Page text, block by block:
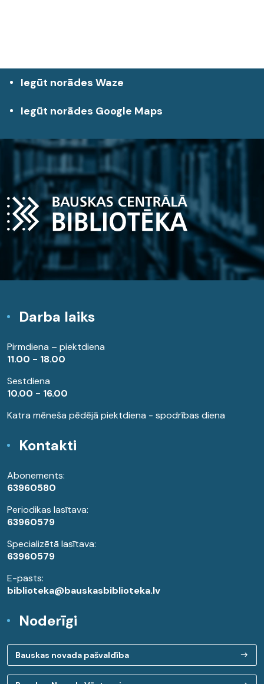
Iegūt norādes Waze
Iegūt norādes Google Maps
Darba laiks
Pirmdiena – piektdiena
11.00 - 18.00
Sestdiena
10.00 - 16.00
Katra mēneša pēdējā piektdiena - spodrības diena
Kontakti
Abonements:
63960580
Periodikas lasītava:
63960579
Specializētā lasītava:
63960579
E-pasts:
biblioteka@bauskasbiblioteka.lv
Noderīgi
Bauskas novada pašvaldība